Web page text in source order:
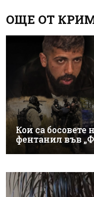
ОЩЕ ОТ
Кои са босовете
фентанил във